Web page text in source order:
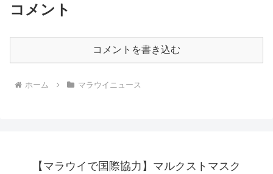
コメント
コメントを書き込む
ホーム マラウイニュース
【マラウイで国際協力】マルクストマスク